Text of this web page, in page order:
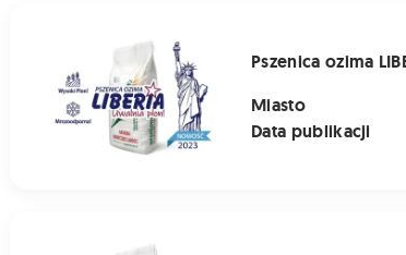
Pszenica ozima
Miasto
Data publikacji